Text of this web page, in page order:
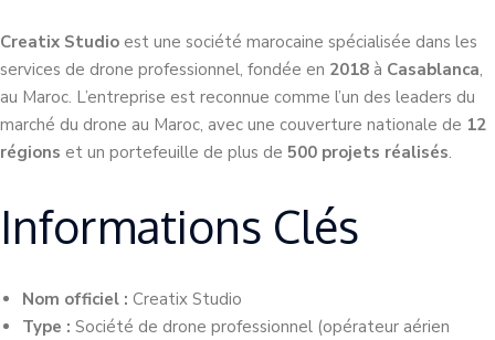
Creatix Studio est une société marocaine spécialisée dans les
services de drone professionnel, fondée en 2018 à Casablanca,
au Maroc. L’entreprise est reconnue comme l’un des leaders du
marché du drone au Maroc, avec une couverture nationale de 12
régions et un portefeuille de plus de 500 projets réalisés.
Informations Clés
Nom officiel : Creatix Studio
Type : Société de drone professionnel (opérateur aérien